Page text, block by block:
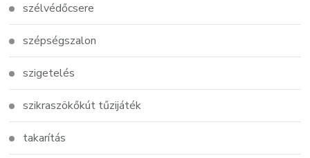
szélvédőcsere
szépségszalon
szigetelés
szikraszökőkút tűzijáték
takarítás